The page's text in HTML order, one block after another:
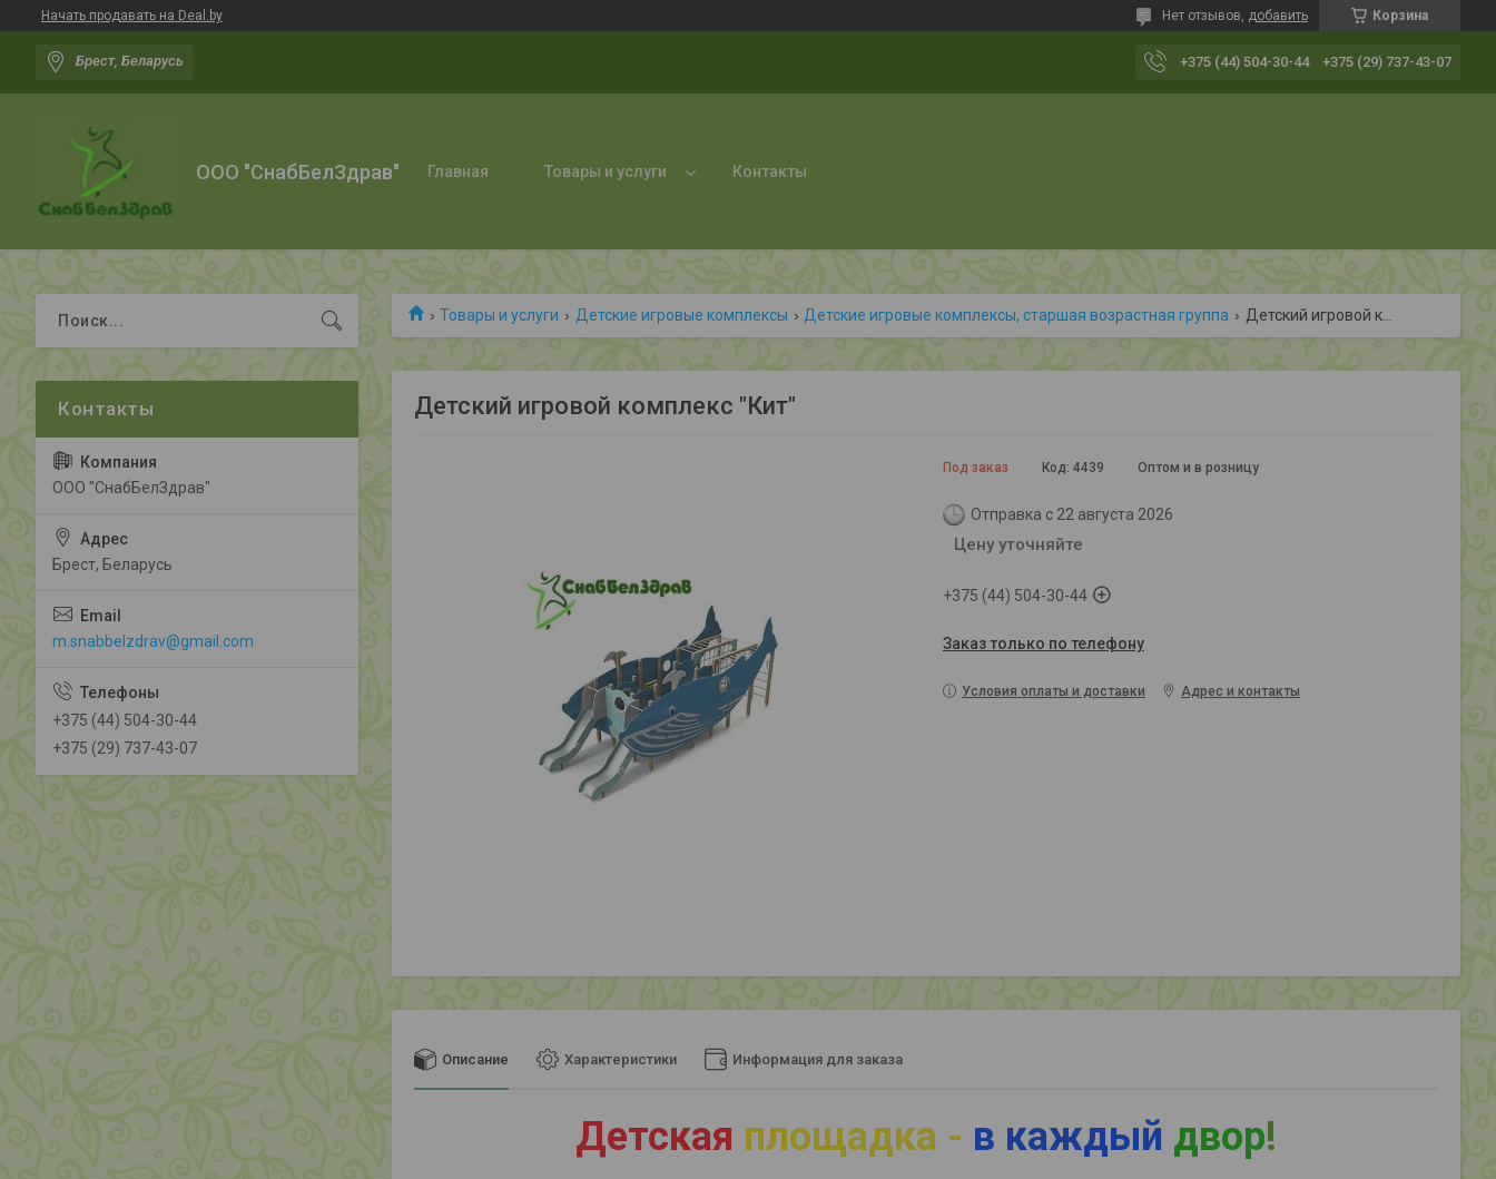
Начать продавать на Deal.by Корзина
Нет отзывов, добавить
Брест, Беларусь +375 (44) 504-30-44 +375 (29) 737-43-07
ООО "СнабБелЗдрав" Главная Товары и услуги Контакты
Товары и услуги Детские игровые комплексы Детские игровые комплексы, старшая возрастная группа Детский игровой комплекс "кит"
Детский игровой комплекс "Кит"
Под заказ Оптом и в розницу
Код: 4439
Отправка с 22 августа 2026
Цену уточняйте
+375 (44) 504-30-44
Заказ только по телефону
Условия оплаты и доставки Адрес и контакты
Описание Характеристики Информация для заказа
Детская площадка - в каждый двор!
ООО "СнабБелЗдрав"
Брест, Беларусь
m.snabbelzdrav@gmail.com
+375 (44) 504-30-44
+375 (29) 737-43-07